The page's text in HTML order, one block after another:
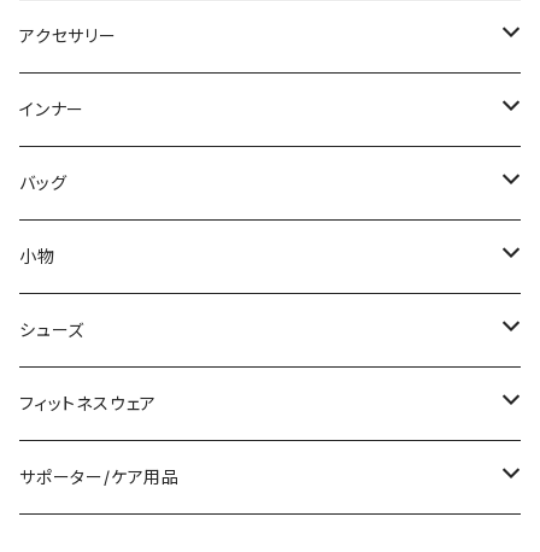
パーカー
スウェット/トレーナー
その他
その他
オールインワン
ワンピース
ラッシュガード
その他
ミディアム/ミモレ
ロング/マキシ
袖付き
ノースリーブ
パンツドレス
ナイトドレス
その他
パンツスーツ
スカートスーツ
その他
アクセサリー
ネックレス
ブレスレット
ピアス
コサージュ
リング
その他
インナー
ブラ/ブラトップ/ベアトップ
ショーツ
タンクトップ/キャミソール
半袖/5分
7分/長袖
バッグ
サブバッグ
クラッチバッグ
トートバッグ
ショルダーバッグ
小物
マフラー/スカーフ/ストール
財布
アクセサリーケース
シューズ
スニーカー
ブーツ
フィットネスウェア
セット販売
サポーター/ケア用品